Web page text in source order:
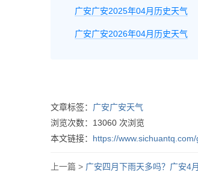
广安广安2025年04月历史天气
广安广安2026年04月历史天气
文章标签： 广安广安天气
浏览次数： 13060 次浏览
本文链接： https://
上一篇 > 广安四月下雨天多吗？广安4